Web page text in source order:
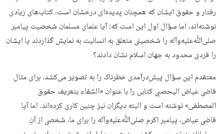
رفتار و حقوق ایشان که همچنان پدیده‌ای درخشان است، کتاب‌های زیادی
نوشته‌اند، اما سؤال اول این است که: آیا علمای مسلمان شخصیت پیامبر
صلی‌ﷲ‌علیه‌وآله را شخصیتی متعلق به انسانیت به نمایش گذاردند یا ایشان
را فردی محدود به جهان اسلام نشان دادند؟
معتقدم این سؤال پیش‌درآمدی خطرناک را به تصویر می‌کشد، برای مثال
قاضی عیاض الیحصبی کتابی را با عنوان «الشفاء بتعریف حقوق
المصطفی» نوشته است و البته دیگران نیز چنین کاری کرده‌اند. اما آیا
قاضی عیاض، پیامبر اکرم صلی‌ﷲ‌علیه‌وآله را برای ما، شخصی از آنِ